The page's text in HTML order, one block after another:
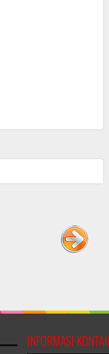
INFORMASI KONTAK